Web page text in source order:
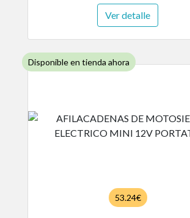
Ver detalle
Disponible en tienda ahora
53.24€